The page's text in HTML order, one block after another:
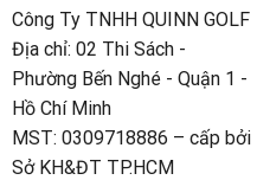
Công Ty TNHH QUINN GOLF
Địa chỉ: 02 Thi Sách -
Phường Bến Nghé - Quận 1 -
Hồ Chí Minh
MST: 0309718886 – cấp bởi
Sở KH&ĐT TP.HCM